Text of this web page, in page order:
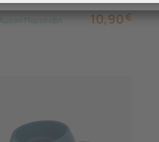
Άμεση Παραλαβή 10,90€